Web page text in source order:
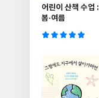
어린이 산책 수업 :
봄·여름